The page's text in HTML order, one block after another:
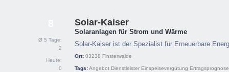
Ø 5 Tage:
2
Heute:
0
Solar-Kaiser
Solaranlagen für Strom und Wärme
Solar-Kaiser ist der Spezialist für Erneuerbare
Ort: 03238 Finsterwalde
Tags:Angebot Dienstleister Einspeisevergütung Ertragsprognose